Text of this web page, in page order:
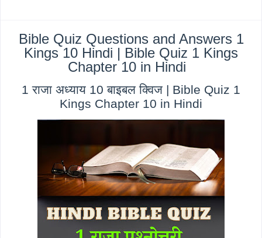
Bible Quiz Questions and Answers 1
Kings 10 Hindi | Bible Quiz 1 Kings
Chapter 10 in Hindi
1 राजा अध्याय 10 बाइबल क्विज | Bible Quiz 1
Kings Chapter 10 in Hindi